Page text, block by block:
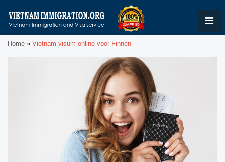
Home » Vietnam-visum online voor Finnen